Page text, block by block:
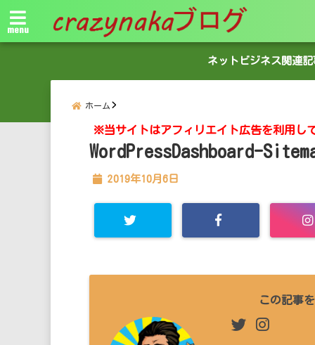
menu
ネットビジネス関連記
ホーム
※当サイトはアフィリエイト広告を利用し
WordPressDashboard-
2019年10月6日
この記事